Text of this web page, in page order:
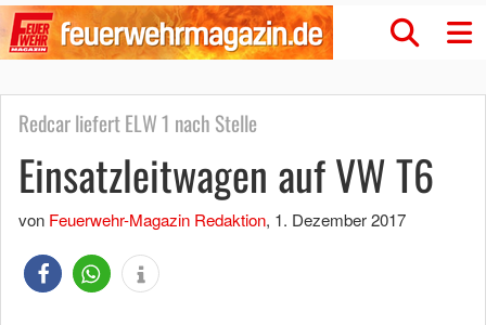
Redcar liefert ELW 1 nach Stelle
Einsatzleitwagen auf VW T6
von Feuerwehr-Magazin Redaktion, 1. Dezember 2017